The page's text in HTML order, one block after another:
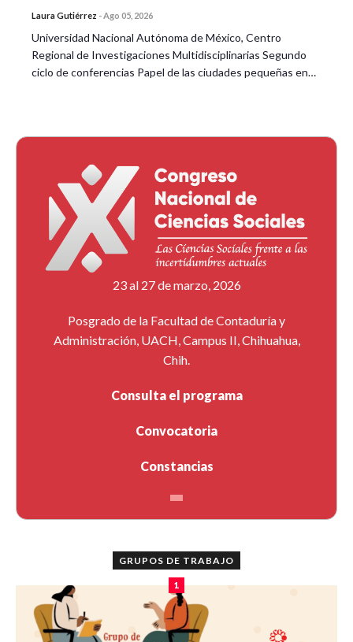
Laura Gutiérrez -Ago 05, 2026
Universidad Nacional Autónoma de México, Centro
Regional de Investigaciones Multidisciplinarias Segundo
ciclo de conferencias Papel de las ciudades pequeñas en…
23 al 27 de marzo, 2026
Posgrado de la Facultad de Contaduría y
Administración, UACH, Campus II, Chihuahua,
Chih.
Consulta el programa
Convocatoria
Constancias
GRUPOS DE TRABAJO
1